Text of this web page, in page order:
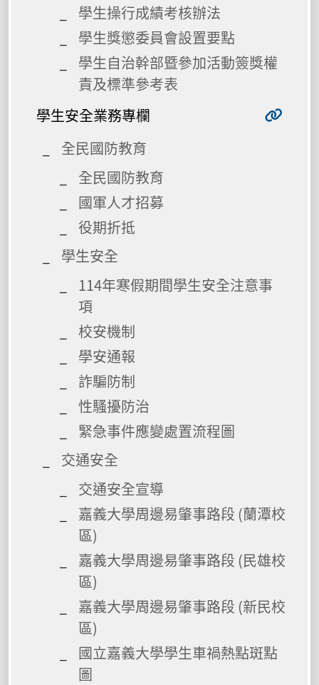
學生操行成績考核辦法
學生獎懲委員會設置要點
學生自治幹部暨參加活動簽獎權
責及標準參考表
學生安全業務專欄
全民國防教育
全民國防教育
國軍人才招募
役期折抵
學生安全
114年寒假期間學生安全注意事
項
校安機制
學安通報
詐騙防制
性騷擾防治
緊急事件應變處置流程圖
交通安全
交通安全宣導
嘉義大學周邊易肇事路段 (蘭潭校
區)
嘉義大學周邊易肇事路段 (民雄校
區)
嘉義大學周邊易肇事路段 (新民校
區)
國立嘉義大學學生車禍熱點斑點
圖